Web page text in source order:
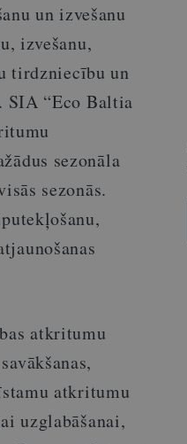
un izvešanu
izvešanu,
tirdzniecību un
SIA “Eco Baltia
sezonāla
sezonās.
atkritumu
atkritumu
uzglabāšanai,